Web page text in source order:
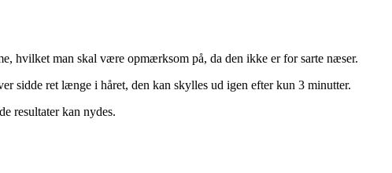
hvilket man skal være opmærksom på, da den ikke er for sarte næser.
sidde ret længe i håret, den kan skylles ud igen efter kun 3 minutter.
resultater kan nydes.